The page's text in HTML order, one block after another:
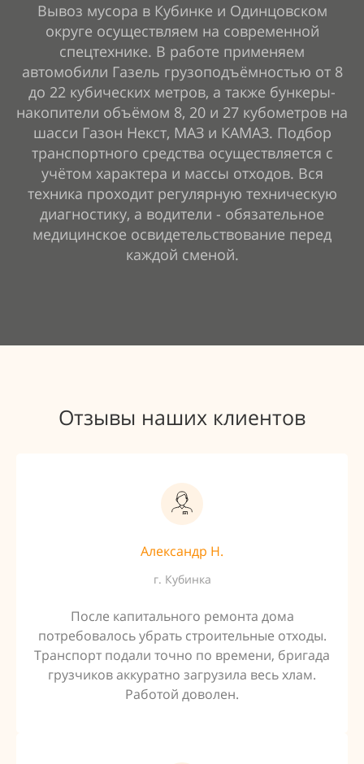
Вывоз мусора в Кубинке и Одинцовском
округе осуществляем на современной
спецтехнике. В работе применяем
автомобили Газель грузоподъёмностью от 8
до 22 кубических метров, а также бункеры-
накопители объёмом 8, 20 и 27 кубометров на
шасси Газон Некст, МАЗ и КАМАЗ. Подбор
транспортного средства осуществляется с
учётом характера и массы отходов. Вся
техника проходит регулярную техническую
диагностику, а водители - обязательное
медицинское освидетельствование перед
каждой сменой.
Отзывы наших клиентов
Александр Н.
г. Кубинка
После капитального ремонта дома
потребовалось убрать строительные отходы.
Транспорт подали точно по времени, бригада
грузчиков аккуратно загрузила весь хлам.
Работой доволен.